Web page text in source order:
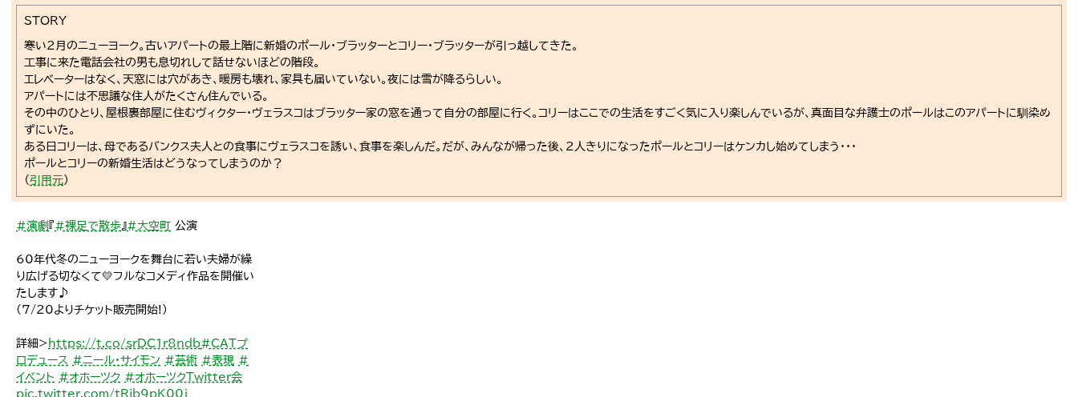
STORY
寒い2月のニューヨーク。古いアパートの最上階に新婚のポール・ブラッターとコリー・ブラッターが引っ越してきた。
工事に来た電話会社の男も息切れして話せないほどの階段。
エレベーターはなく、天窓には穴があき、暖房も壊れ、家具も届いていない。夜には雪が降るらしい。
アパートには不思議な住人がたくさん住んでいる。
その中のひとり、屋根裏部屋に住むヴィクター・ヴェラスコはブラッター家の窓を通って自分の部屋に行く。コリーはここでの生活をすごく気に入り楽しんでいるが、真面目な弁護士のポールはこのアパートに馴染め
ずにいた。
ある日コリーは、母であるバンクス夫人との食事にヴェラスコを誘い、食事を楽しんだ。だが、みんなが帰った後、2人きりになったポールとコリーはケンカし始めてしまう･･･
ポールとコリーの新婚生活はどうなってしまうのか？
（ 引用元）
#演劇 『#裸足で散歩』#大空町 公演
60年代冬のニューヨークを舞台に若い夫婦が繰
り広げる切なくて💛フルなコメディ作品を開催い
たします♪
(7/20よりチケット販売開始!)
詳細> https://t.co/srDC1r8ndb#CATプ
ロデュース #ニール・サイモン #芸術 #表現 #
イベント #オホーツク #オホーツクTwitter会
pic.twitter.com/tRib9pK00j